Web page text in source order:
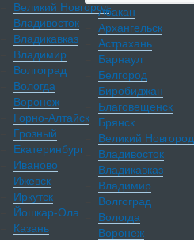
Великий Новгород
Владивосток
Владикавказ
Владимир
Волгоград
Вологда
Воронеж
Горно-Алтайск
Грозный
Екатеринбург
Иваново
Ижевск
Иркутск
Йошкар-Ола
Казань
Абакан
Архангельск
Астрахань
Барнаул
Белгород
Биробиджан
Благовещенск
Брянск
Великий Новгород
Владивосток
Владикавказ
Владимир
Волгоград
Вологда
Воронеж